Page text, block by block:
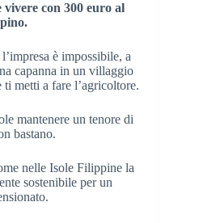
vivere con 300 euro al
è impossibile, a
capanna in un villaggio
metti a fare l’agricoltore.
mantenere un tenore di
bastano.
nelle Isole Filippine la
sostenibile per un